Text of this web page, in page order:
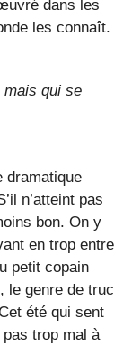
dans les
les connaît.
mais qui se
dramatique
n’atteint pas
bon. On y
en trop entre
petit copain
le genre de truc
été qui sent
trop mal à